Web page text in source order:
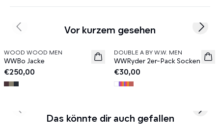
Vor kurzem gesehen
News
WOOD WOOD MEN
WWBo Jacke
€250,00
News
DOUBLE A BY W.W. MEN
WWRyder 2er-Pack Socken
€30,00
Previous slide Next
Das könnte dir auch gefallen
Previous slide Next